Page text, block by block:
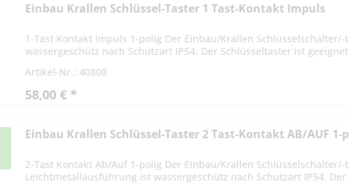
Einbau Krallen Schlüssel-Taster 1 Tast-Kontakt Impuls
1-Tast Kontakt Impuls 1-polig Der Einbau/Krallen
wassergeschütz nach Schutzart IP54. Der Schlüsseltaster ist
Artikel-Nr.: 40808
58,00 € *
Einbau Krallen Schlüssel-Taster 2 Tast-Kontakt AB/AUF 1-
2-Tast Kontakt Ab/Auf 1-polig Der Einbau/Krallen Schlüsselschalter/-
Leichtmetallausführung ist wassergeschütz nach Schutzart IP54.